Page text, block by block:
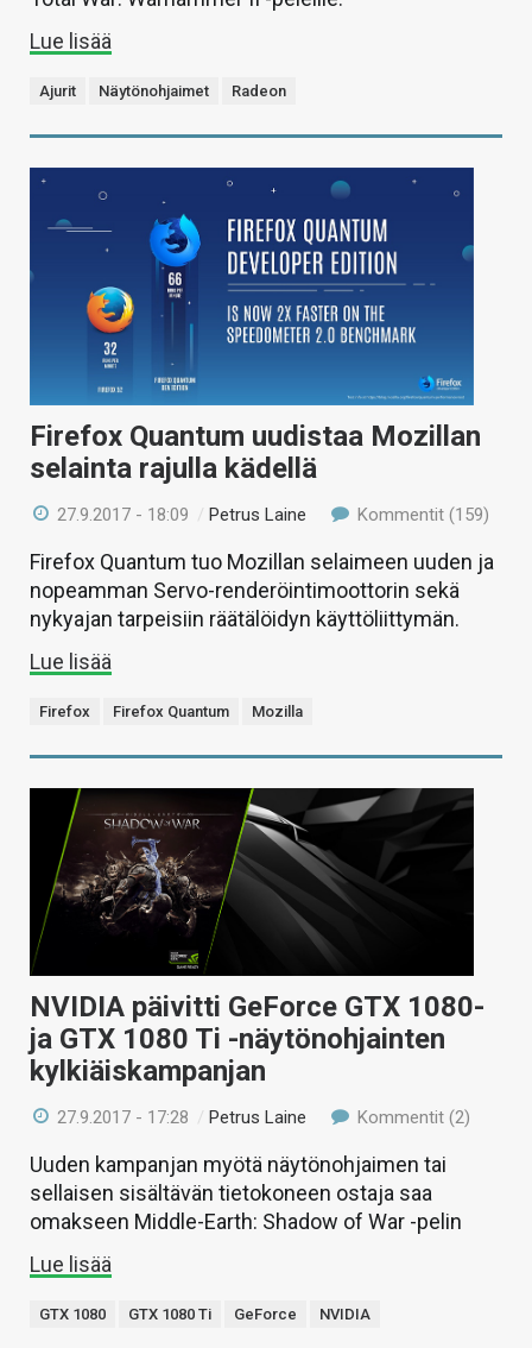
Lue lisää
Ajurit Näytönohjaimet Radeon
Firefox Quantum uudistaa Mozillan
selainta rajulla kädellä
27.9.2017 - 18:09 /Petrus Laine Kommentit (159)
Firefox Quantum tuo Mozillan selaimeen uuden ja
nopeamman Servo-renderöintimoottorin sekä
nykyajan tarpeisiin räätälöidyn käyttöliittymän.
Lue lisää
Firefox Firefox Quantum Mozilla
NVIDIA päivitti GeForce GTX 1080-
ja GTX 1080 Ti -näytönohjainten
kylkiäiskampanjan
27.9.2017 - 17:28 /Petrus Laine Kommentit (2)
Uuden kampanjan myötä näytönohjaimen tai
sellaisen sisältävän tietokoneen ostaja saa
omakseen Middle-Earth: Shadow of War -pelin
Lue lisää
GTX 1080 GTX 1080 Ti GeForce NVIDIA